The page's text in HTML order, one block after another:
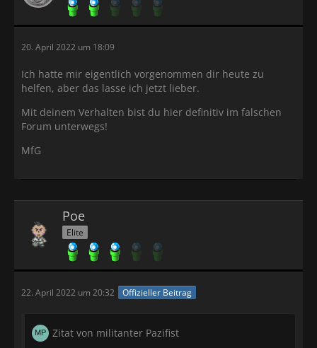
20. April 2022 um 18:09
Ich hatte mir eigentlich vorgenommen dir heute zu
helfen, aber das lasse ich jetzt lieber.
Mit deinem Verhalten bist du hier definitiv im falschen
Forum unterwegs!
MfG
Poe
Elite
22. April 2022 um 20:32 Offizieller Beitrag
Zitat von militanter Pazifist